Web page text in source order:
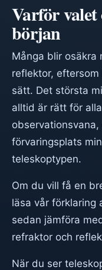
Varför
början
Många blir osäkra
reflektor,
sätt. Det största
alltid är rätt för
förvaringsplats
teleskoptypen.
Om du vill få en
läsa vår förklaring
sedan jämföra
refraktor och
När du ser